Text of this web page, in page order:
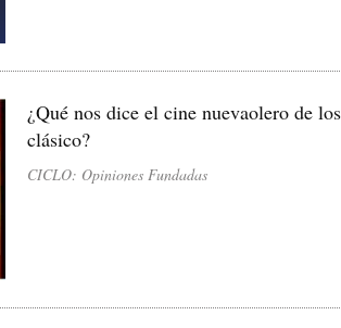
¿Qué nos dice el cine nuevaolero de
clásico?
CICLO: Opiniones Fundadas